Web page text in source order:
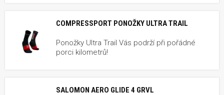
COMPRESSPORT PONOŽKY ULTRA TRAIL
Ponožky Ultra Trail Vás podrží při pořádné
porci kilometrů!
SALOMON AERO GLIDE 4 GRVL